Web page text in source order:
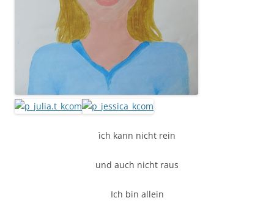
ìch kann nicht rein
und auch nicht raus
Ich bin allein